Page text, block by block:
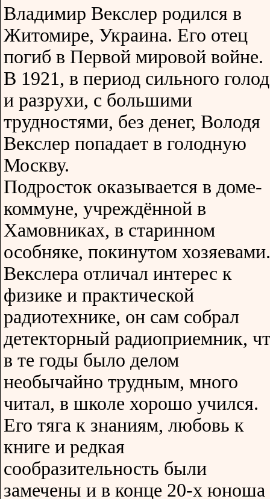
Владимир Векслер родился в
Житомире, Украина. Его отец
погиб в Первой мировой войне.
В 1921, в период сильного
и разрухи, с большими
трудностями, без денег, Володя
Векслер попадает в голодную
Москву.
Подросток оказывается в доме-
коммуне, учреждённой в
Хамовниках, в старинном
особняке, покинутом хозяевами.
Векслера отличал интерес к
физике и практической
радиотехнике, он сам собрал
детекторный радиоприемник,
в те годы было делом
необычайно трудным, много
читал, в школе хорошо учился.
Его тяга к знаниям, любовь к
книге и редкая
сообразительность были
замечены и в конце 20-х юноша